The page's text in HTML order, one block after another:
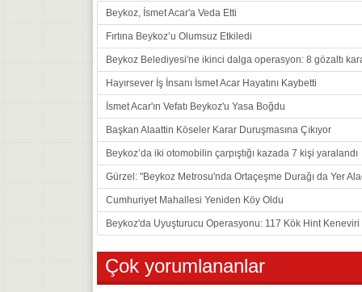
Beykoz, İsmet Acar'a Veda Etti
Fırtına Beykoz’u Olumsuz Etkiledi
Beykoz Belediyesi'ne ikinci dalga operasyon: 8 gözaltı
Hayırsever İş İnsanı İsmet Acar Hayatını Kaybetti
İsmet Acar'ın Vefatı Beykoz'u Yasa Boğdu
Başkan Alaattin Köseler Karar Duruşmasına Çıkıyor
Beykoz’da iki otomobilin çarpıştığı kazada 7 kişi yaralandı
Gürzel: "Beykoz Metrosu'nda Ortaçeşme Durağı da Yer
Cumhuriyet Mahallesi Yeniden Köy Oldu
Beykoz'da Uyuşturucu Operasyonu: 117 Kök Hint
Çok yorumlananlar